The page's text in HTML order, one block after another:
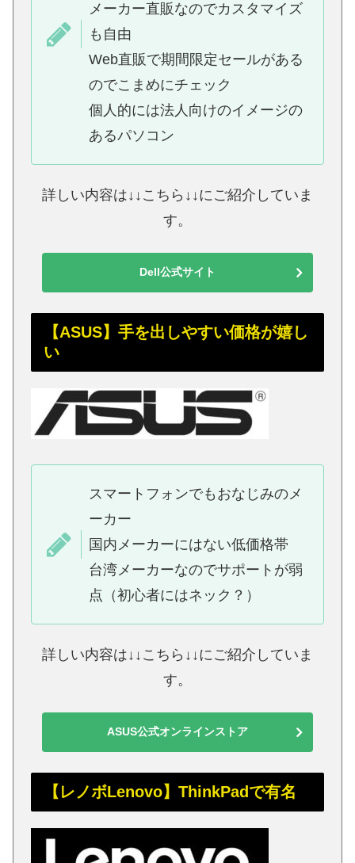
メーカー直販なのでカスタマイズ
も自由
Web直販で期間限定セールがある
のでこまめにチェック
個人的には法人向けのイメージの
あるパソコン
詳しい内容は↓↓こちら↓↓にご紹介していま
す。
Dell公式サイト
【ASUS】手を出しやすい価格が嬉し
い
スマートフォンでもおなじみのメ
ーカー
国内メーカーにはない低価格帯
台湾メーカーなのでサポートが弱
点（初心者にはネック？）
詳しい内容は↓↓こちら↓↓にご紹介していま
す。
ASUS公式オンラインストア
【レノボLenovo】ThinkPadで有名